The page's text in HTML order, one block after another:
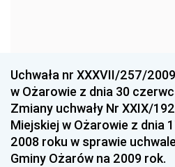
Dziennik Urzędowy Ministra
Dziennik Urzędowy Urzędu
Konsumentów
Dziennik Urzędowy Ministra
Społecznej
Uchwała nr XXXVII/257/
w Ożarowie z dnia 30
Zmiany uchwały Nr XXIX/
Miejskiej w Ożarowie z dnia
2008 roku w sprawie
Gminy Ożarów na 2009 rok.